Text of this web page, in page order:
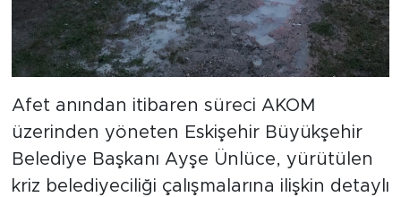
Afet anından itibaren süreci AKOM
üzerinden yöneten Eskişehir Büyükşehir
Belediye Başkanı Ayşe Ünlüce, yürütülen
kriz belediyeciliği çalışmalarına ilişkin detaylı